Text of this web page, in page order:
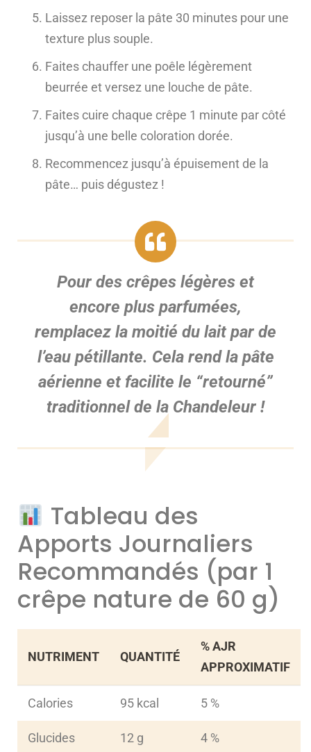
Laissez reposer la pâte 30 minutes pour une
texture plus souple.
Faites chauffer une poêle légèrement
beurrée et versez une louche de pâte.
Faites cuire chaque crêpe 1 minute par côté
jusqu’à une belle coloration dorée.
Recommencez jusqu’à épuisement de la
pâte… puis dégustez !
Pour des crêpes légères et
encore plus parfumées,
remplacez la moitié du lait par de
l’eau pétillante. Cela rend la pâte
aérienne et facilite le “retourné”
traditionnel de la Chandeleur !
Tableau des
Apports Journaliers
Recommandés (par 1
crêpe nature de 60 g)
NUTRIMENT QUANTITÉ
% AJR
APPROXIMATIF
Calories 95 kcal 5 %
Glucides 12 g 4 %